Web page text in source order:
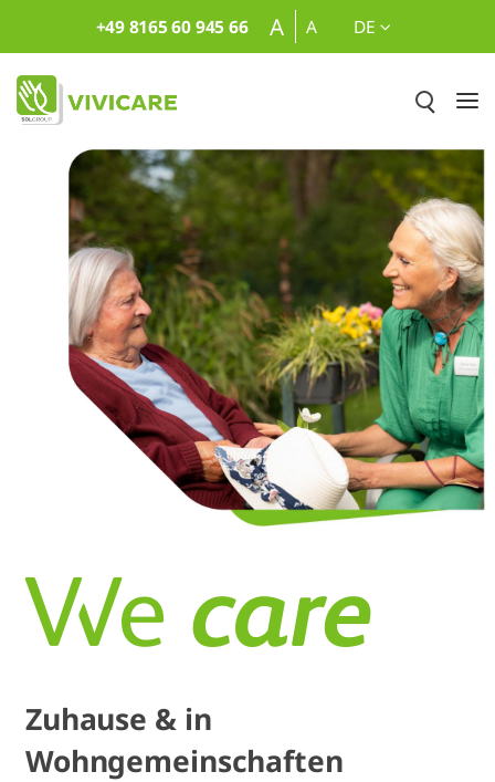
Zum Hauptinhalt springen
+49 8165 60 945 66 A A DE
Zuhause & in
Wohngemeinschaften